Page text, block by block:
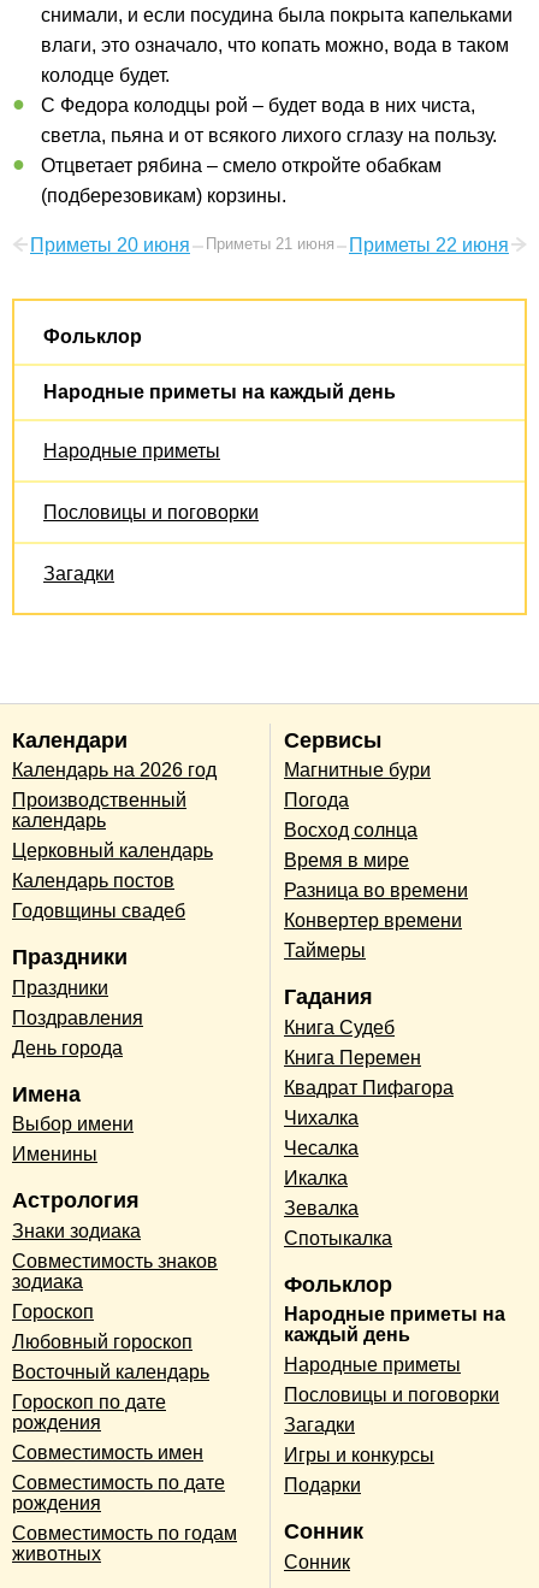
снимали, и если посудина была покрыта капельками
влаги, это означало, что копать можно, вода в таком
колодце будет.
С Федора колодцы рой – будет вода в них чиста,
светла, пьяна и от всякого лихого сглазу на пользу.
Отцветает рябина – смело откройте обабкам
(подберезовикам) корзины.
Приметы 20 июня Приметы 21 июня Приметы 22 июня
Фольклор
Народные приметы на каждый день
Народные приметы
Пословицы и поговорки
Загадки
Календари
Календарь на 2026 год
Производственный
календарь
Церковный календарь
Календарь постов
Годовщины свадеб
Праздники
Праздники
Поздравления
День города
Имена
Выбор имени
Именины
Астрология
Знаки зодиака
Совместимость знаков
зодиака
Гороскоп
Любовный гороскоп
Восточный календарь
Гороскоп по дате
рождения
Совместимость имен
Совместимость по дате
рождения
Совместимость по годам
животных
Сервисы
Магнитные бури
Погода
Восход солнца
Время в мире
Разница во времени
Конвертер времени
Таймеры
Гадания
Книга Судеб
Книга Перемен
Квадрат Пифагора
Чихалка
Чесалка
Икалка
Зевалка
Спотыкалка
Фольклор
Народные приметы на
каждый день
Народные приметы
Пословицы и поговорки
Загадки
Игры и конкурсы
Подарки
Сонник
Сонник